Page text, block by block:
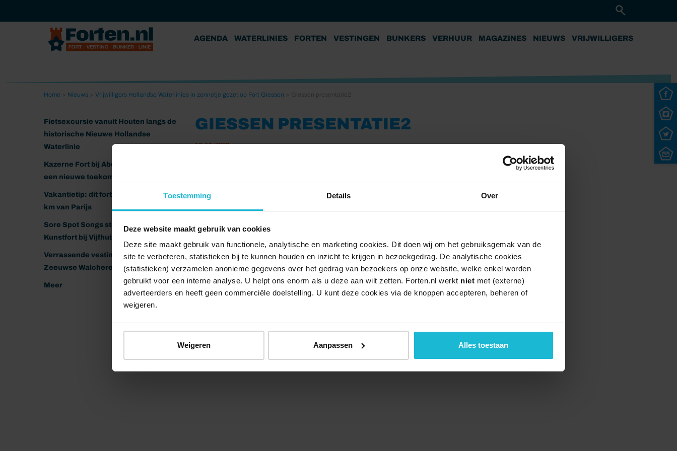
Toestemming Details Over
Deze website maakt gebruik van cookies
Deze site maakt gebruik van functionele, analytische en marketing cookies. Dit doen wij om het gebruiksgemak van de
site te verbeteren, statistieken bij te kunnen houden en inzicht te krijgen in bezoekgedrag. De analytische cookies
(statistieken) verzamelen anonieme gegevens over het gedrag van bezoekers op onze website, welke enkel worden
gebruikt voor een interne analyse. U helpt ons enorm als u deze aan wilt zetten. Forten.nl werkt niet met (externe)
adverteerders en heeft geen commerciële doelstelling. U kunt deze cookies via de knoppen accepteren, beheren of
weigeren.
Weigeren Aanpassen Alles toestaan
AGENDA WATERLINIES FORTEN VESTINGEN BUNKERS VERHUUR MAGAZINES NIEUWS VRIJWILLIGERS
Home Nieuws Vrijwilligers Hollandse Waterlinies in zonnetje gezet op Fort Giessen
Fietsexcursie vanuit Houten langs de
historische Nieuwe Hollandse
Waterlinie
Kazerne Fort bij Abcoude klaar voor
een nieuwe toekomst
Vakantietip: dit fort ligt nog geen 20
km van Parijs
Sore Spot Songs strijkt neer op het
Kunstfort bij Vijfhuizen
Verrassende vestingen van het
Zeeuwse Walcheren
Meer
GIESSEN PRESENTATIE2
13-11-2023
© 2026 Stichting Forten Nederland Over ons Doneer nu Disclaimer Contact Forten.nl wordt ondersteund door de